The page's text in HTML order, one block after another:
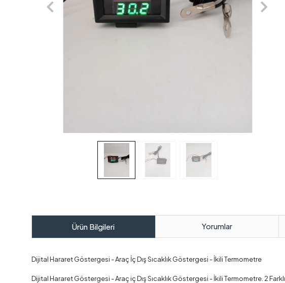
Ürün Bilgileri Yorumlar
Dijital Hararet Göstergesi - Araç İç Dış Sıcaklık Göstergesi - İkili Termometre
Dijital Hararet Göstergesi - Araç iç Dış Sıcaklık Göstergesi - İkili Termometre. 2